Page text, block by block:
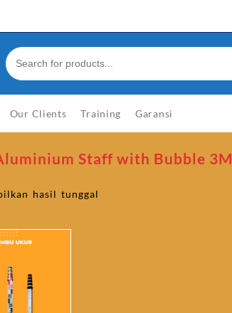
Our Clients Training Garansi
Staff with Bubble 3M
hasil tunggal